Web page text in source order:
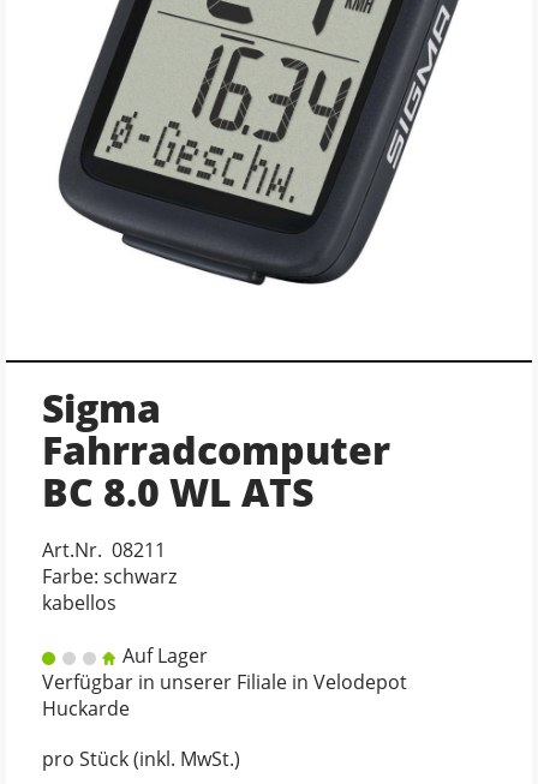
Sigma
Fahrradcomputer
BC 8.0 WL ATS
Art.Nr. 08211
Farbe: schwarz
kabellos
Auf Lager
Verfügbar in unserer Filiale in Velodepot
Huckarde
pro Stück (inkl. MwSt.)